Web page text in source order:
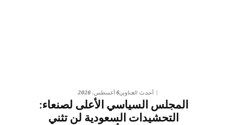
أحدث العناوين6 أغسطس، 2026
المجلس السياسي الأعلى لصنعاء:
التحشيدات السعودية لن تثني